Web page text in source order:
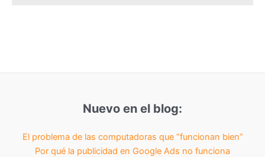
Nuevo en el blog:
El problema de las computadoras que “funcionan bien”
Por qué la publicidad en Google Ads no funciona